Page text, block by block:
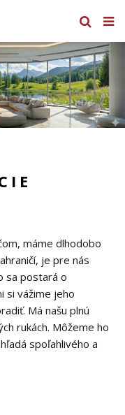
máme dlhodobo
je pre nás
sa postará o
si vážime jeho
Má našu plnú
rukách. Môžeme ho
spoľahlivého a